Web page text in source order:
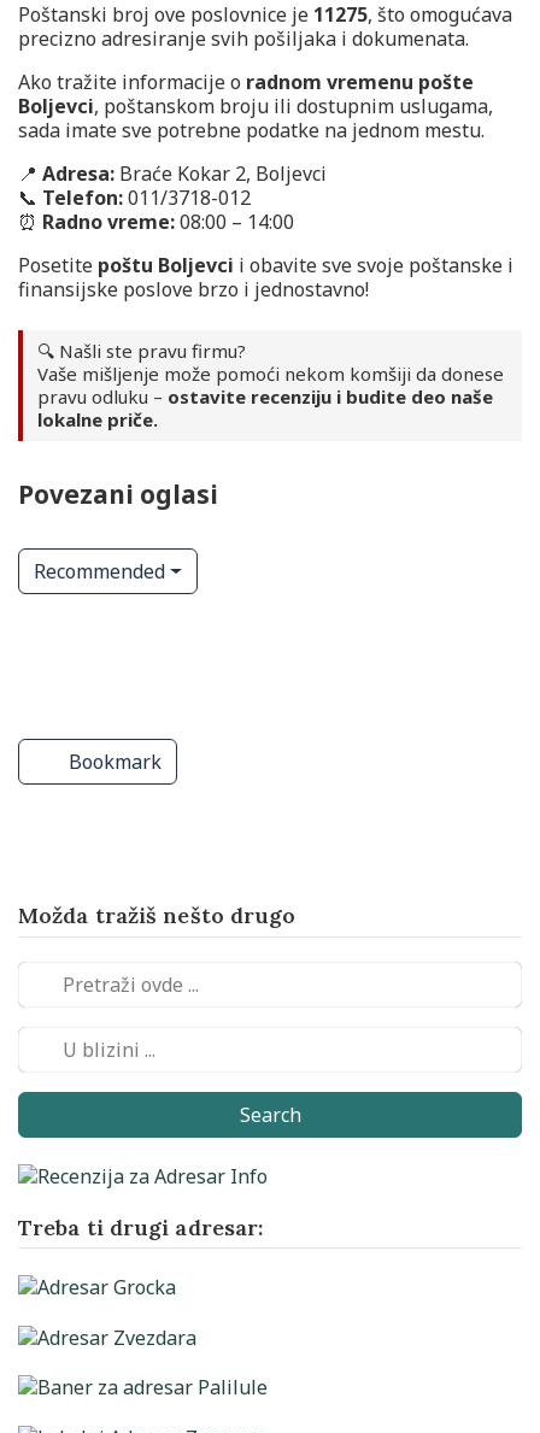
Poštanski broj ove poslovnice je 11275, što omogućava
precizno adresiranje svih pošiljaka i dokumenata.
Ako tražite informacije o radnom vremenu pošte
Boljevci, poštanskom broju ili dostupnim uslugama,
sada imate sve potrebne podatke na jednom mestu.
📍 Adresa: Braće Kokar 2, Boljevci
📞 Telefon:011/3718-012
⏰ Radno vreme:08:00 – 14:00
Posetite poštu Boljevci i obavite sve svoje poštanske i
finansijske poslove brzo i jednostavno!
🔍 Našli ste pravu firmu?
Vaše mišljenje može pomoći nekom komšiji da donese
pravu odluku – ostavite recenziju i budite deo naše
lokalne priče.
Povezani oglasi
Recommended
Bookmark
Možda tražiš nešto drugo
Search
Treba ti drugi adresar: